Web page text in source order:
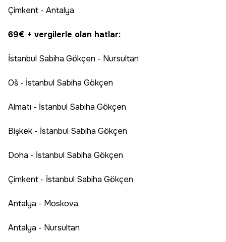
Çimkent - Antalya
69€ + vergilerle olan hatlar:
İstanbul Sabiha Gökçen - Nursultan
Oš - İstanbul Sabiha Gökçen
Almatı - İstanbul Sabiha Gökçen
Bişkek - İstanbul Sabiha Gökçen
Doha - İstanbul Sabiha Gökçen
Çimkent - İstanbul Sabiha Gökçen
Antalya - Moskova
Antalya - Nursultan